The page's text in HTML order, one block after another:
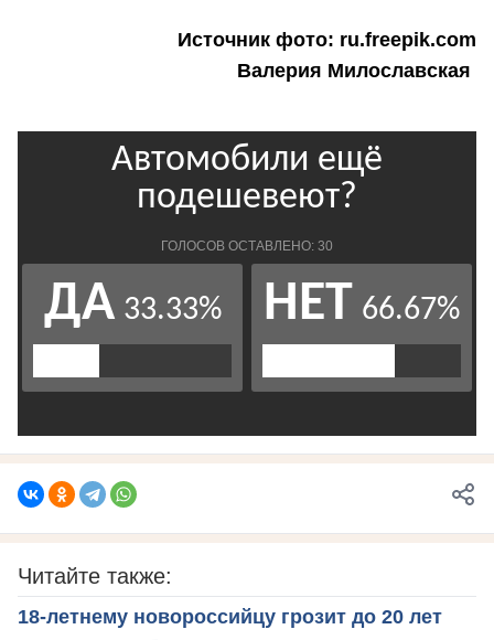
Источник фото: ru.freepik.com
Валерия Милославская
Читайте также:
18-летнему новороссийцу грозит до 20 лет